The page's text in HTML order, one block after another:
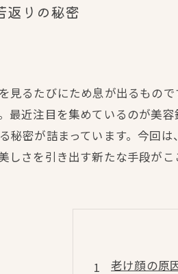
返りの秘密
見るたびにため息が出るもの
最近注目を集めているのが美
秘密が詰まっています。今回
しさを引き出す新たな手段がこ
老け顔の原